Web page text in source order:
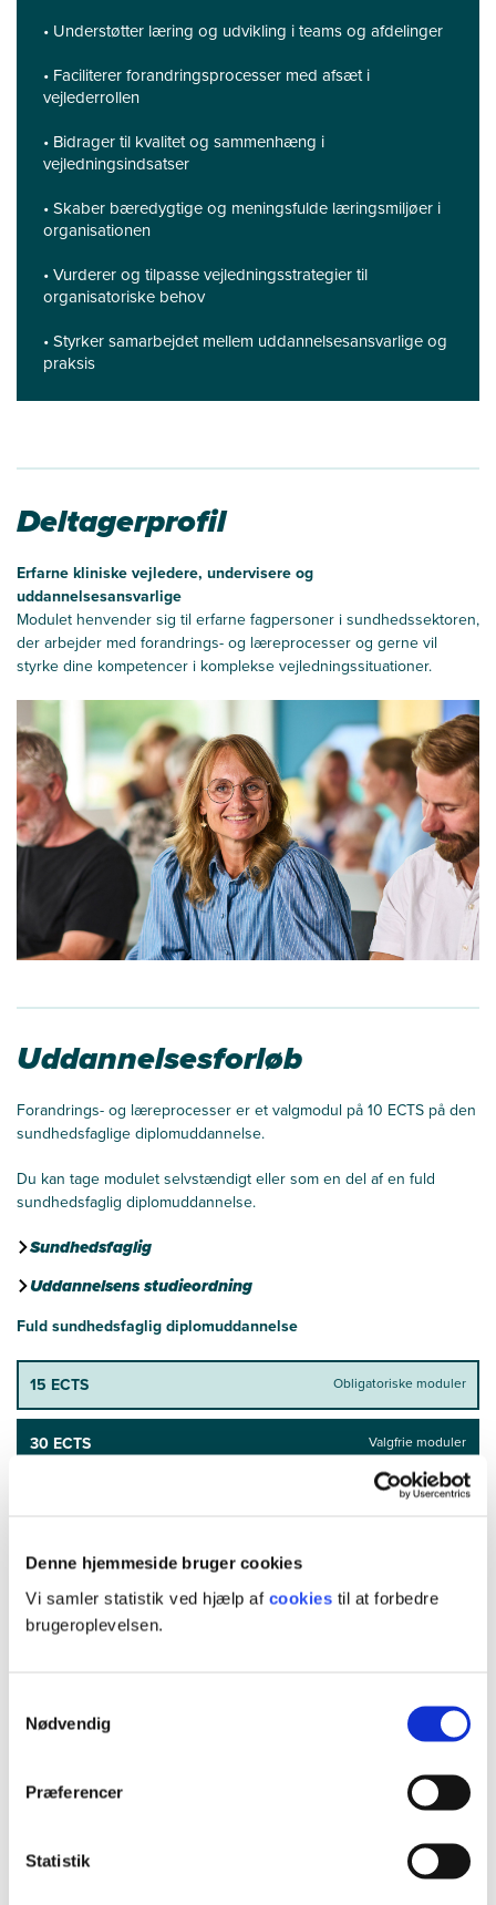
Denne hjemmeside bruger cookies
Vi samler statistik ved hjælp af cookies til at forbedre
brugeroplevelsen.
Nødvendig
Præferencer
Statistik
• Understøtter læring og udvikling i teams og afdelinger
• Faciliterer forandringsprocesser med afsæt i
vejlederrollen
• Bidrager til kvalitet og sammenhæng i
vejledningsindsatser
• Skaber bæredygtige og meningsfulde læringsmiljøer i
organisationen
• Vurderer og tilpasse vejledningsstrategier til
organisatoriske behov
• Styrker samarbejdet mellem uddannelsesansvarlige og
praksis
Deltagerprofil
Erfarne kliniske vejledere, undervisere og
uddannelsesansvarlige
Modulet henvender sig til erfarne fagpersoner i sundhedssektoren,
der arbejder med forandrings- og læreprocesser og gerne vil
styrke dine kompetencer i komplekse vejledningssituationer.
Uddannelsesforløb
Forandrings- og læreprocesser er et valgmodul på 10 ECTS på den
sundhedsfaglige diplomuddannelse.
Du kan tage modulet selvstændigt eller som en del af en fuld
sundhedsfaglig diplomuddannelse.
Sundhedsfaglig
Uddannelsens studieordning
Fuld sundhedsfaglig diplomuddannelse
15 ECTS Obligatoriske moduler
30 ECTS Valgfrie moduler
Afgangsprojekt
Se muligheder for
tilskud til
efteruddannelse